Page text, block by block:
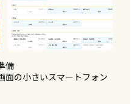
備
面の小さいスマートフォン